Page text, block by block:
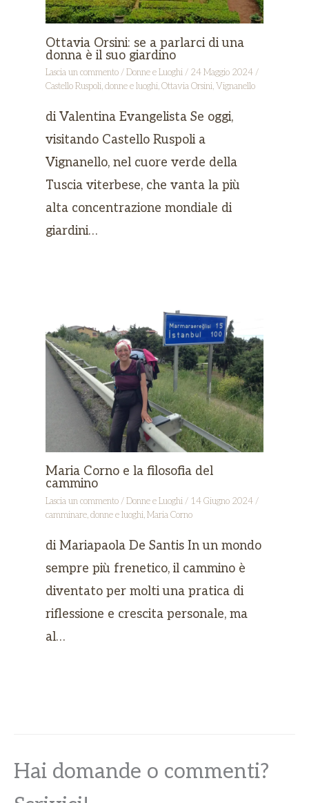
Ottavia Orsini: se a parlarci di una
donna è il suo giardino
Lascia un commento /Donne e Luoghi/ 24 Maggio 2024/
Castello Ruspoli,donne e luoghi,Ottavia Orsini,Vignanello
di Valentina Evangelista Se oggi,
visitando Castello Ruspoli a
Vignanello, nel cuore verde della
Tuscia viterbese, che vanta la più
alta concentrazione mondiale di
giardini…
Maria Corno e la filosofia del
cammino
Lascia un commento /Donne e Luoghi/ 14 Giugno 2024/
camminare,donne e luoghi,Maria Corno
di Mariapaola De Santis In un mondo
sempre più frenetico, il cammino è
diventato per molti una pratica di
riflessione e crescita personale, ma
al…
Hai domande o commenti?